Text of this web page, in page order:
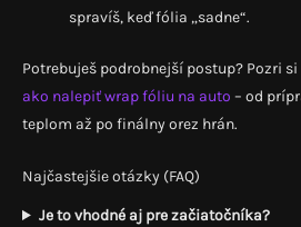
spravíš, keď fólia „sadne“.
Potrebuješ podrobnejší postup? Pozri si
ako nalepiť wrap fóliu na auto – od
teplom až po finálny orez hrán.
Najčastejšie otázky (FAQ)
Je to vhodné aj pre začiatočníka?